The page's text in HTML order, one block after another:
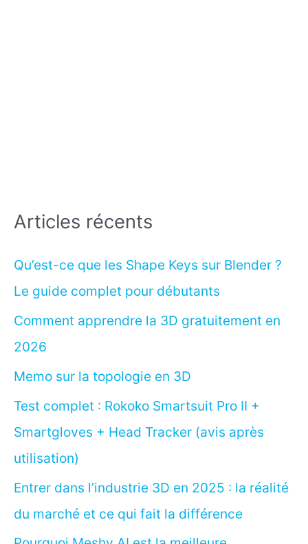
Articles récents
Qu’est-ce que les Shape Keys sur Blender ?
Le guide complet pour débutants
Comment apprendre la 3D gratuitement en
2026
Memo sur la topologie en 3D
Test complet : Rokoko Smartsuit Pro II +
Smartgloves + Head Tracker (avis après
utilisation)
Entrer dans l’industrie 3D en 2025 : la réalité
du marché et ce qui fait la différence